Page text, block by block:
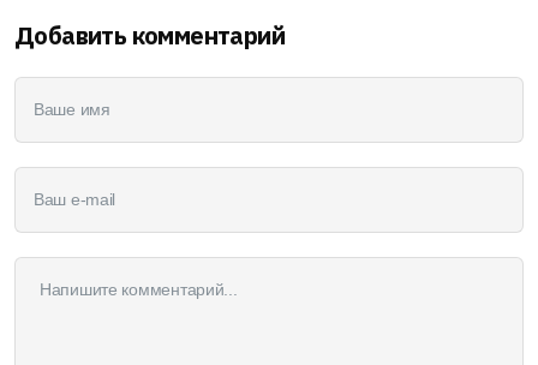
Добавить комментарий